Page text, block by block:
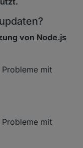
von Node.js
mit
mit